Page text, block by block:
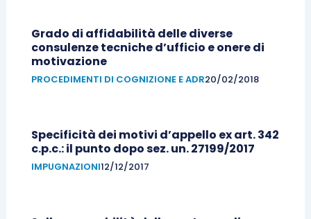
Grado di affidabilità delle diverse
consulenze tecniche d’ufficio e onere di
motivazione
PROCEDIMENTI DI COGNIZIONE E ADR20/02/2018
Specificità dei motivi d’appello ex art. 342
c.p.c.: il punto dopo sez. un. 27199/2017
IMPUGNAZIONI12/12/2017